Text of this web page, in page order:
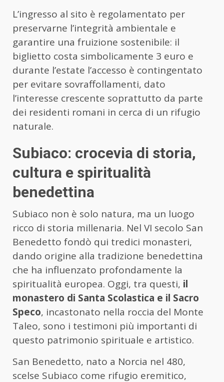
L’ingresso al sito è regolamentato per
preservarne l’integrità ambientale e
garantire una fruizione sostenibile: il
biglietto costa simbolicamente 3 euro e
durante l’estate l’accesso è contingentato
per evitare sovraffollamenti, dato
l’interesse crescente soprattutto da parte
dei residenti romani in cerca di un rifugio
naturale.
Subiaco: crocevia di storia,
cultura e spiritualità
benedettina
Subiaco non è solo natura, ma un luogo
ricco di storia millenaria. Nel VI secolo San
Benedetto fondò qui tredici monasteri,
dando origine alla tradizione benedettina
che ha influenzato profondamente la
spiritualità europea. Oggi, tra questi, il
monastero di Santa Scolastica e il Sacro
Speco, incastonato nella roccia del Monte
Taleo, sono i testimoni più importanti di
questo patrimonio spirituale e artistico.
San Benedetto, nato a Norcia nel 480,
scelse Subiaco come rifugio eremitico,